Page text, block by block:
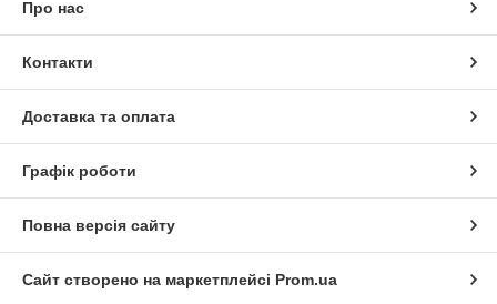
Про нас
Контакти
Доставка та оплата
Графік роботи
Повна версія сайту
Сайт створено на маркетплейсі Prom.ua